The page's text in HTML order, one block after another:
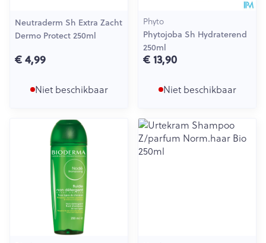
Neutraderm Sh Extra Zacht
Dermo Protect 250ml
€ 4,99
Niet beschikbaar
Phyto
Phytojoba Sh Hydraterend
250ml
€ 13,90
Niet beschikbaar